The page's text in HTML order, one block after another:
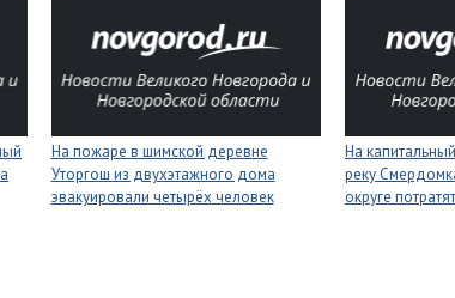
На пожаре в шимской деревне
Уторгош из двухэтажного дома
эвакуировали четырёх человек
На
реку
округе